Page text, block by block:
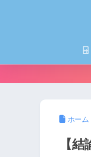
ホーム
【